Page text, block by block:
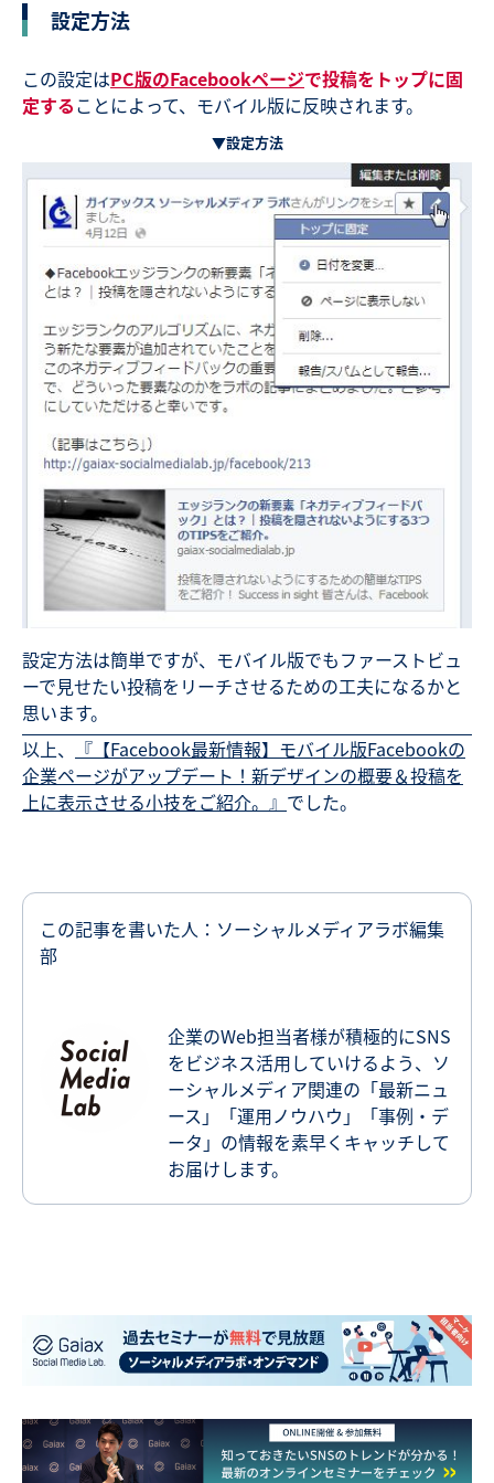
設定方法
この設定はPC版のFacebookページで投稿をトップに固
定することによって、モバイル版に反映されます。
▼設定方法
設定方法は簡単ですが、モバイル版でもファーストビュ
ーで見せたい投稿をリーチさせるための工夫になるかと
思います。
以上、
『【Facebook最新情報】モバイル版Facebookの
企業ページがアップデート！新デザインの概要＆投稿を
上に表示させる小技をご紹介。』 でした。
この記事を書いた人：ソーシャルメディアラボ編集
部
企業のWeb担当者様が積極的にSNS
をビジネス活用していけるよう、ソ
ーシャルメディア関連の「最新ニュ
ース」「運用ノウハウ」「事例・デ
ータ」の情報を素早くキャッチして
お届けします。